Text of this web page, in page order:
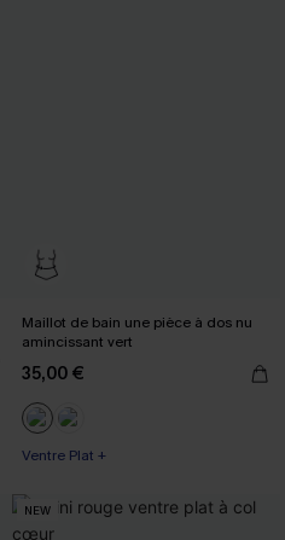
Maillot de bain une pièce à dos nu
amincissant vert
35,00 €
Ventre Plat +
NEW